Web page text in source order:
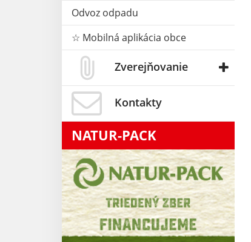
Odvoz odpadu
☆ Mobilná aplikácia obce
Zverejňovanie
Kontakty
NATUR-PACK